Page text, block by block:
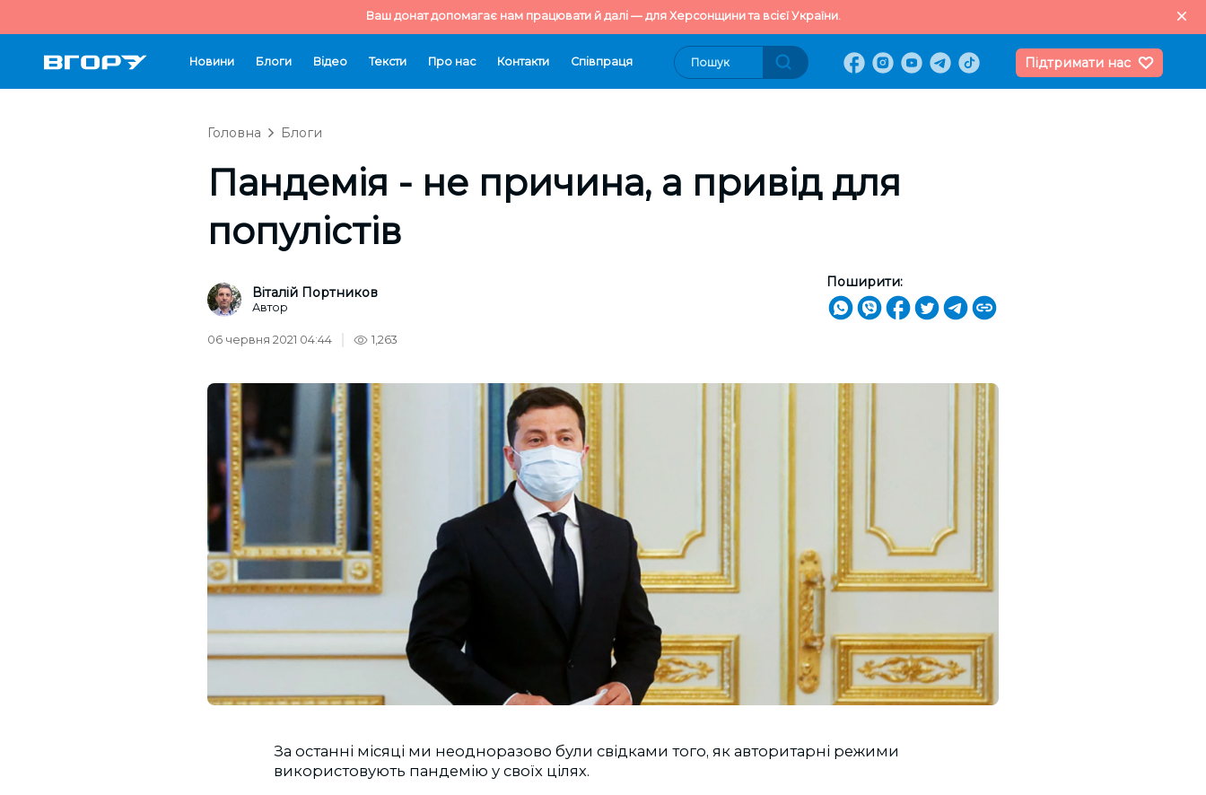
Ваш донат допомагає нам працювати й далі — для Херсонщини та всієї України.
Новини Блоги Відео Тексти Про нас Контакти Cпівпраця Підтримати нас
Головна Блоги
Пандемія - не причина, а привід для
популістів
Віталій Портников
Автор
Поширити:
06 червня 2021 04:44 1,263
За останні місяці ми неодноразово були свідками того, як авторитарні режими
використовують пандемію у своїх цілях.